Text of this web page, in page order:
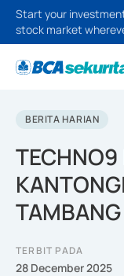
Start your
stock market
BERITA HARIAN
TECHNO9
TERBIT PADA
28 December 2025